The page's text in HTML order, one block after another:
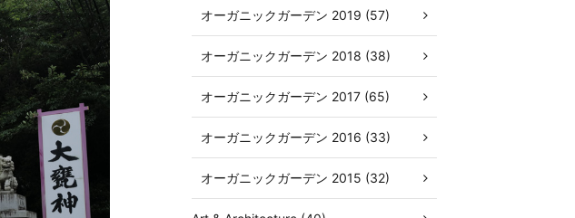
オーガニックガーデン 2019 (57)
オーガニックガーデン 2018 (38)
オーガニックガーデン 2017 (65)
オーガニックガーデン 2016 (33)
オーガニックガーデン 2015 (32)